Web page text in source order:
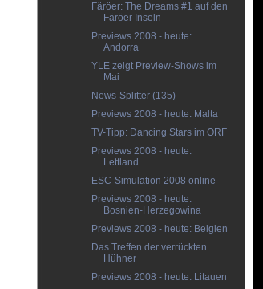
Färöer: The Dreams #1 auf den
Färöer Inseln
Previews 2008 - heute:
Andorra
YLE zeigt Preview-Shows im
Mai
News-Splitter (135)
Previews 2008 - heute: Malta
TV-Tipp: Dancing Stars im ORF
Previews 2008 - heute:
Lettland
ESC-Simulation 2008 online
Previews 2008 - heute:
Bosnien-Herzegowina
Previews 2008 - heute: Belgien
Das Treffen der verrückten
Hühner
Previews 2008 - heute: Litauen